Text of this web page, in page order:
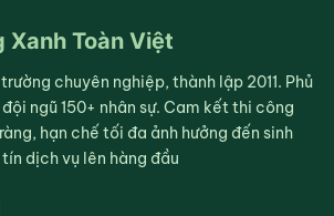
Xanh Toàn Việt
chuyên nghiệp, thành lập 2011. Phủ
ngũ 150+ nhân sự. Cam kết thi công
hạn chế tối đa ảnh hưởng đến sinh
dịch vụ lên hàng đầu